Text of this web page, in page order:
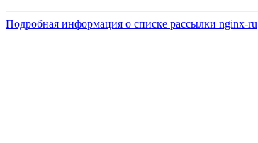
Подробная информация о списке рассылки nginx-ru